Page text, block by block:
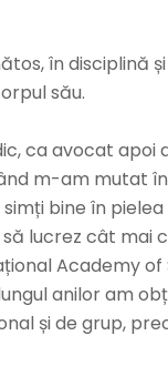
în disciplină
său.
ca avocat
m-am mutat
bine în
lucrez cât mai
Academy
anilor am
și de grup,